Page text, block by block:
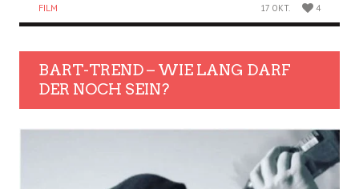
FILM 17 OKT. 4
BART-TREND – WIE LANG DARF
DER NOCH SEIN?